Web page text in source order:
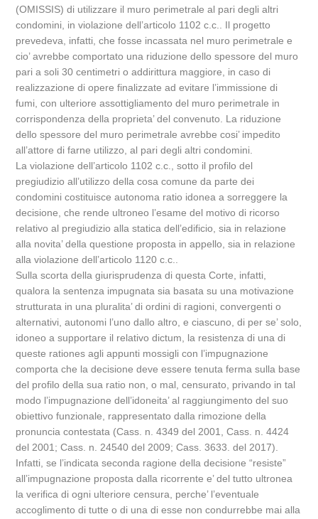
(OMISSIS) di utilizzare il muro perimetrale al pari degli altri
condomini, in violazione dell’articolo 1102 c.c.. Il progetto
prevedeva, infatti, che fosse incassata nel muro perimetrale e
cio’ avrebbe comportato una riduzione dello spessore del muro
pari a soli 30 centimetri o addirittura maggiore, in caso di
realizzazione di opere finalizzate ad evitare l’immissione di
fumi, con ulteriore assottigliamento del muro perimetrale in
corrispondenza della proprieta’ del convenuto. La riduzione
dello spessore del muro perimetrale avrebbe cosi’ impedito
all’attore di farne utilizzo, al pari degli altri condomini.
La violazione dell’articolo 1102 c.c., sotto il profilo del
pregiudizio all’utilizzo della cosa comune da parte dei
condomini costituisce autonoma ratio idonea a sorreggere la
decisione, che rende ultroneo l’esame del motivo di ricorso
relativo al pregiudizio alla statica dell’edificio, sia in relazione
alla novita’ della questione proposta in appello, sia in relazione
alla violazione dell’articolo 1120 c.c..
Sulla scorta della giurisprudenza di questa Corte, infatti,
qualora la sentenza impugnata sia basata su una motivazione
strutturata in una pluralita’ di ordini di ragioni, convergenti o
alternativi, autonomi l’uno dallo altro, e ciascuno, di per se’ solo,
idoneo a supportare il relativo dictum, la resistenza di una di
queste rationes agli appunti mossigli con l’impugnazione
comporta che la decisione deve essere tenuta ferma sulla base
del profilo della sua ratio non, o mal, censurato, privando in tal
modo l’impugnazione dell’idoneita’ al raggiungimento del suo
obiettivo funzionale, rappresentato dalla rimozione della
pronuncia contestata (Cass. n. 4349 del 2001, Cass. n. 4424
del 2001; Cass. n. 24540 del 2009; Cass. 3633. del 2017).
Infatti, se l’indicata seconda ragione della decisione “resiste”
all’impugnazione proposta dalla ricorrente e’ del tutto ultronea
la verifica di ogni ulteriore censura, perche’ l’eventuale
accoglimento di tutte o di una di esse non condurrebbe mai alla